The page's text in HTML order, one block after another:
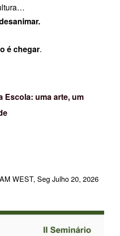
é chegar.
Escola: uma arte, um
WEST, Seg Julho 20, 2026